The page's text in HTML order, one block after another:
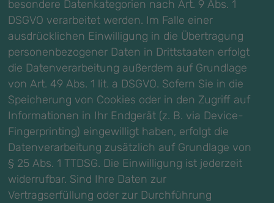
besondere Datenkategorien nach Art. 9 Abs. 1
DSGVO verarbeitet werden. Im Falle einer
ausdrücklichen Einwilligung in die Übertragung
personenbezogener Daten in Drittstaaten erfolgt
die Datenverarbeitung außerdem auf Grundlage
von Art. 49 Abs. 1 lit. a DSGVO. Sofern Sie in die
Speicherung von Cookies oder in den Zugriff auf
Informationen in Ihr Endgerät (z. B. via Device-
Fingerprinting) eingewilligt haben, erfolgt die
Datenverarbeitung zusätzlich auf Grundlage von
§ 25 Abs. 1 TTDSG. Die Einwilligung ist jederzeit
widerrufbar. Sind Ihre Daten zur
Vertragserfüllung oder zur Durchführung